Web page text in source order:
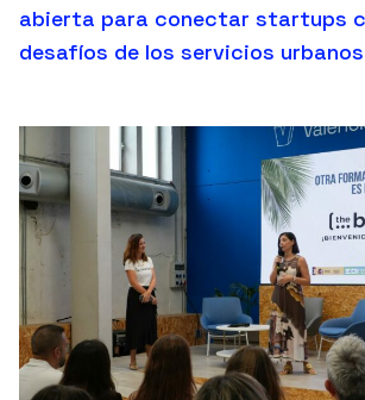
abierta para conectar startups
desafíos de los servicios urbanos